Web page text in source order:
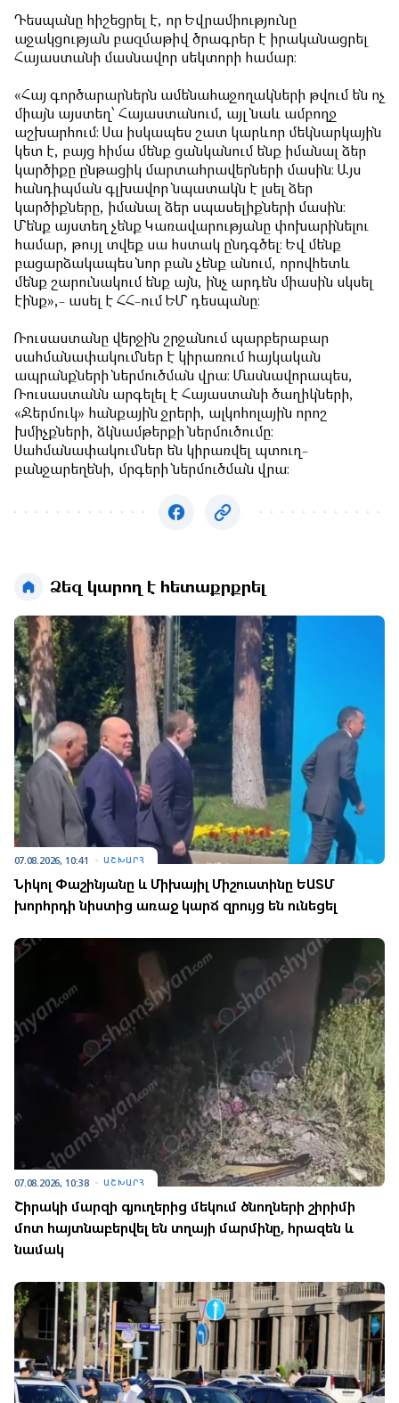
Դեսպանը հիշեցրել է, որ Եվրամիությունը
աջակցության բազմաթիվ ծրագրեր է իրականացրել
Հայաստանի մասնավոր սեկտորի համար։
«Հայ գործարարներն ամենահաջողակների թվում են ոչ
միայն այստեղ՝ Հայաստանում, այլ նաև ամբողջ
աշխարհում։ Սա իսկապես շատ կարևոր մեկնարկային
կետ է, բայց հիմա մենք ցանկանում ենք իմանալ ձեր
կարծիքը ընթացիկ մարտահրավերների մասին։ Այս
հանդիպման գլխավոր նպատակն է լսել ձեր
կարծիքները, իմանալ ձեր սպասելիքների մասին։
Մենք այստեղ չենք Կառավարությանը փոխարինելու
համար, թույլ տվեք սա հստակ ընդգծել։ Եվ մենք
բացարձակապես նոր բան չենք անում, որովհետև
մենք շարունակում ենք այն, ինչ արդեն միասին սկսել
էինք»,- ասել է ՀՀ-ում ԵՄ դեսպանը։
Ռուսաստանը վերջին շրջանում պարբերաբար
սահմանափակումներ է կիրառում հայկական
ապրանքների ներմուծման վրա։ Մասնավորապես,
Ռուսաստանն արգելել է Հայաստանի ծաղիկների,
«Ջերմուկ» հանքային ջրերի, ալկոհոլային որոշ
խմիչքների, ձկնամթերքի ներմուծումը։
Սահմանափակումներ են կիրառվել պտուղ-
բանջարեղենի, մրգերի ներմուծման վրա։
Ձեզ կարող է հետաքրքրել
07.08.2026, 10:41 ԱՇԽԱՐՀ
Նիկոլ Փաշինյանը և Միխայիլ Միշուստինը ԵԱՏՄ
խորհրդի նիստից առաջ կարճ զրույց են ունեցել
07.08.2026, 10:38 ԱՇԽԱՐՀ
Շիրակի մարզի գյուղերից մեկում ծնողների շիրիմի
մոտ հայտնաբերվել են տղայի մարմինը, հրազեն և
նամակ